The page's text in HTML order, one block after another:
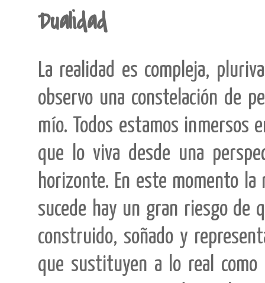
Dualidad
La realidad es compleja,
observo una constelación de
mío. Todos estamos inmersos
que lo viva desde una
horizonte. En este momento
sucede hay un gran riesgo de
construido, soñado y
que sustituyen a lo real como